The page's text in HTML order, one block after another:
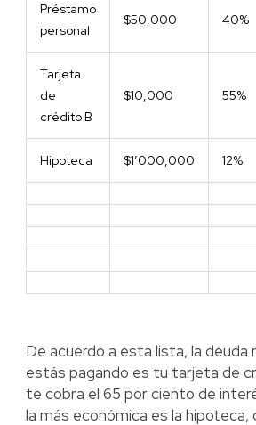
Préstamo
personal
$50,000 40%
Tarjeta
de
crédito B
$10,000 55%
Hipoteca $1’000,000 12%
De acuerdo a esta lista, la
estás pagando es tu tarjeta de
te cobra el 65 por ciento de
la más económica es la hipoteca,